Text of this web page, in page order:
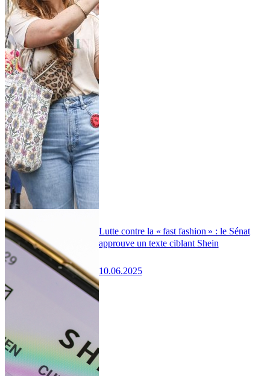
Lutte contre la « fast fashion » : le Sénat
approuve un texte ciblant Shein
10.06.2025